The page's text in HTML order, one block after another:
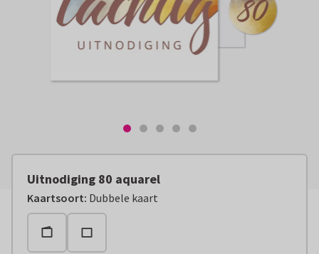
Uitnodiging 80 aquarel
Kaartsoort: Dubbele kaart